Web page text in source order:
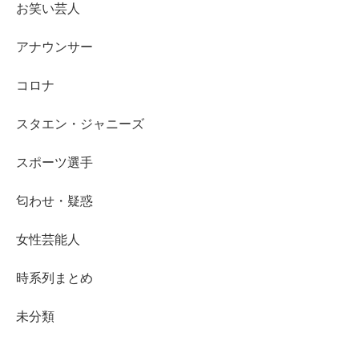
お笑い芸人
アナウンサー
コロナ
スタエン・ジャニーズ
スポーツ選手
匂わせ・疑惑
女性芸能人
時系列まとめ
未分類